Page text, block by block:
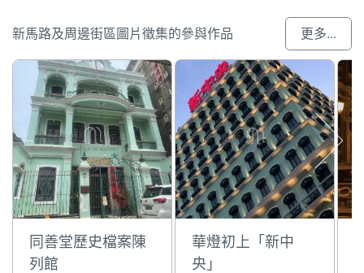
新馬路及周邊街區圖片徵集的參與作品 更多...
同善堂歷史檔案陳
列館
華燈初上「新中
央」